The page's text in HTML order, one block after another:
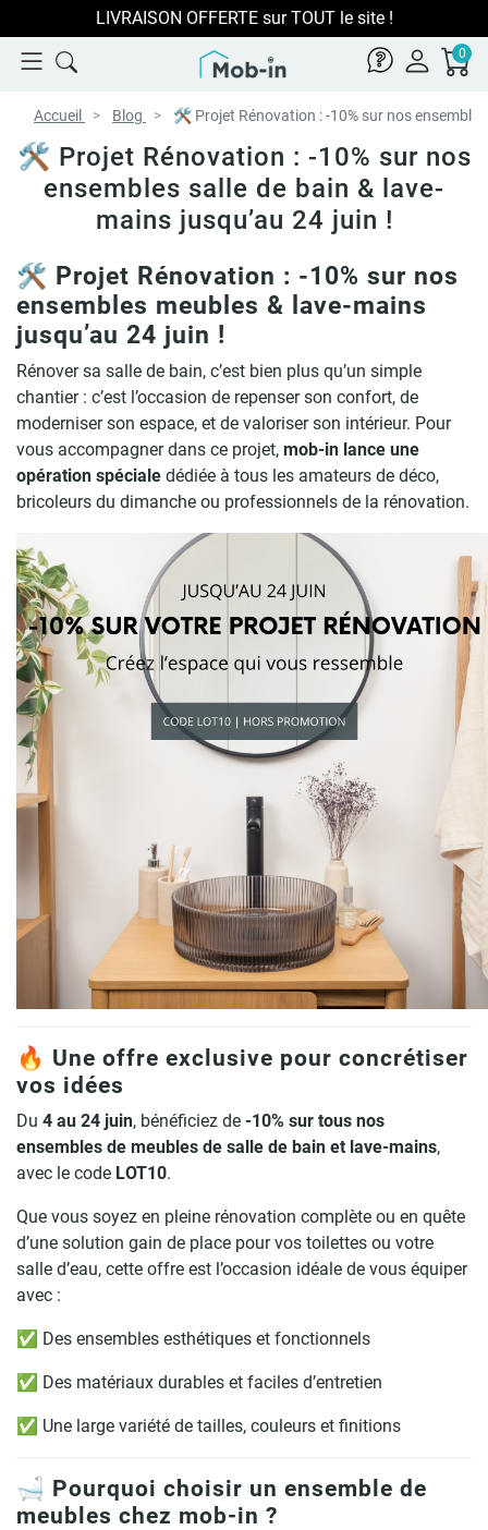
LIVRAISON OFFERTE sur TOUT le site !
0
Accueil Blog 🛠️ Projet Rénovation : -10% sur nos
🛠️ Projet Rénovation : -10% sur nos
ensembles salle de bain & lave-
mains jusqu’au 24 juin !
🛠️ Projet Rénovation : -10% sur nos
ensembles meubles & lave-mains
jusqu’au 24 juin !
Rénover sa salle de bain, c’est bien plus qu’un simple
chantier : c’est l’occasion de repenser son confort, de
moderniser son espace, et de valoriser son intérieur. Pour
vous accompagner dans ce projet, mob-in lance une
opération spéciale dédiée à tous les amateurs de déco,
bricoleurs du dimanche ou professionnels de la rénovation.
🔥 Une offre exclusive pour concrétiser
vos idées
Du 4 au 24 juin, bénéficiez de -10% sur tous nos
ensembles de meubles de salle de bain et lave-mains,
avec le code LOT10.
Que vous soyez en pleine rénovation complète ou en quête
d’une solution gain de place pour vos toilettes ou votre
salle d’eau, cette offre est l’occasion idéale de vous équiper
avec :
✅ Des ensembles esthétiques et fonctionnels
✅ Des matériaux durables et faciles d’entretien
✅ Une large variété de tailles, couleurs et finitions
🛁 Pourquoi choisir un ensemble de
meubles chez mob-in ?